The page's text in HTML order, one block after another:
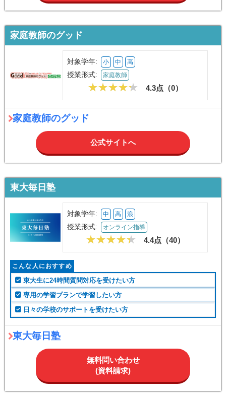
家庭教師のグッド
対象学年: 小 中 高
授業形式: 家庭教師
家庭教師のグッド
公式サイトへ
東大毎日塾
対象学年: 中 高 浪
授業形式: オンライン指導
4.4点（
東大生に24時間質問対応を受けたい方
専用の学習プランで学習したい方
日々の学校のサポートを受けたい方
東大毎日塾
無料問い合わせ
(資料請求)